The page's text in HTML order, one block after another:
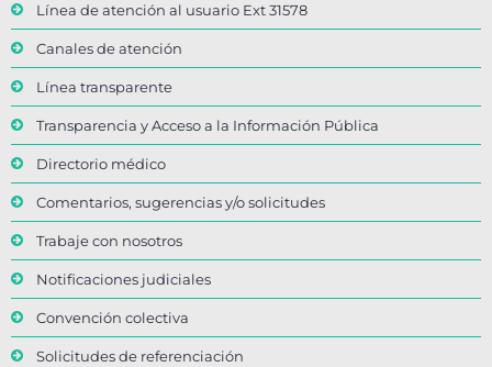
Línea de atención al usuario Ext 31578
Canales de atención
Línea transparente
Transparencia y Acceso a la Información Pública
Directorio médico
Comentarios, sugerencias y/o solicitudes
Trabaje con nosotros
Notificaciones judiciales
Convención colectiva
Solicitudes de referenciación